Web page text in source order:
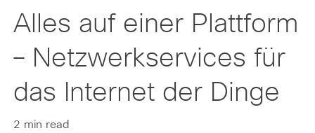
Alles auf einer Plattform
– Netzwerkservices für
das Internet der Dinge
2 min read